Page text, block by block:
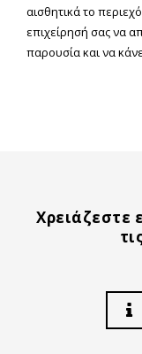
αισθητικά το
επιχείρησή σας να
παρουσία και να
Χρειάζεστε